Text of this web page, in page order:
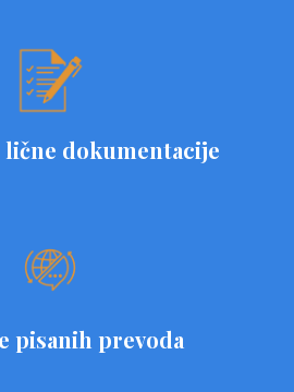
lične dokumentacije
pisanih prevoda